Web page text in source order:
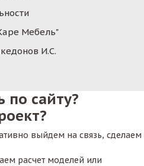
Мебель"
И.С.
по сайту?
выйдем на связь, сделаем
расчет моделей или